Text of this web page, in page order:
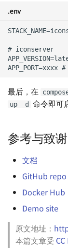
Personal
Workflow
Hugo 极简搭建指
用 Graphviz 绘
如何实现外网
（frp）
技术文档写作规范
如何在
把回忆放心交给
如何为公众号文
如何在 Linux 下使
如何打印出手写
如何从乐曲中分
卡片式写作
如何撰写一份 BRD
用 reveal.js 制作
.env
最后，在
up -d
命令即可
参考与致谢
文档
GitHub repo
Docker Hub
Demo site
原文地址：
本篇文章受